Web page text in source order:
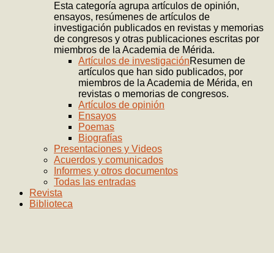
Esta categoría agrupa artículos de opinión,
ensayos, resúmenes de artículos de
investigación publicados en revistas y memorias
de congresos y otras publicaciones escritas por
miembros de la Academia de Mérida.
Artículos de investigaciónResumen de
artículos que han sido publicados, por
miembros de la Academia de Mérida, en
revistas o memorias de congresos.
Artículos de opinión
Ensayos
Poemas
Biografías
Presentaciones y Videos
Acuerdos y comunicados
Informes y otros documentos
Todas las entradas
Revista
Biblioteca